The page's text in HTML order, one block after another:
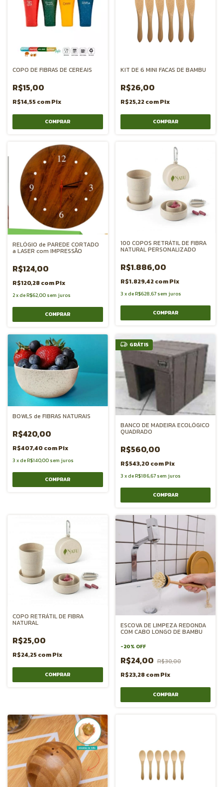
COPO DE FIBRAS DE CEREAIS
R$15,00
R$14,55comPix
COMPRAR
KIT DE 6 MINI FACAS DE BAMBU
R$26,00
R$25,22comPix
RELÓGIO de PAREDE CORTADO
a LASER com IMPRESSÃO
R$124,00
R$120,28comPix
2xdeR$62,00 sem juros
COMPRAR
100 COPOS RETRÁTIL DE FIBRA
NATURAL PERSONALIZADO
R$1.886,00
R$1.829,42comPix
3 xdeR$628,67 sem juros
COMPRAR
BOWLS de FIBRAS NATURAIS
R$420,00
R$407,40comPix
3 xdeR$140,00 sem juros
COMPRAR
GRÁTIS
BANCO DE MADEIRA ECOLÓGICO
QUADRADO
R$560,00
R$543,20comPix
3 xdeR$186,67 sem juros
COPO RETRÁTIL DE FIBRA
NATURAL
R$25,00
R$24,25comPix
COMPRAR
ESCOVA DE LIMPEZA REDONDA
COM CABO LONGO DE BAMBU
-20% OFF
R$24,00 R$30,00
R$23,28comPix
COMPRAR